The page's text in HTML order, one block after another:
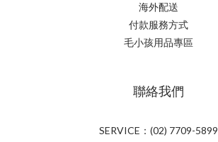
海外配送
付款服務方式
毛小孩用品專區
聯絡我們
SERVICE：(02) 7709-5899